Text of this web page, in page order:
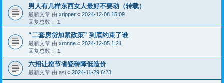
男人有几样东西女人最好不要动（转载）
最新文章 由 xripper « 2024-12-08 15:09
回复总数： 1
“二套房贷加紧政策” 到底约束了谁
最新文章 由 xronne « 2024-12-05 1:21
回复总数： 1
六招让您节省瓷砖降低造价
最新文章 由 asj « 2024-11-29 6:23